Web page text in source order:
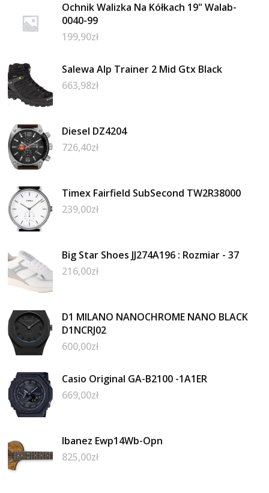
Ochnik Walizka Na Kółkach 19" Walab-
0040-99
199,90zł
Salewa Alp Trainer 2 Mid Gtx Black
663,98zł
Diesel DZ4204
726,40zł
Timex Fairfield SubSecond TW2R38000
239,00zł
Big Star Shoes JJ274A196 : Rozmiar - 37
216,00zł
D1 MILANO NANOCHROME NANO BLACK
D1NCRJ02
600,00zł
Casio Original GA-B2100 -1A1ER
669,00zł
Ibanez Ewp14Wb-Opn
825,00zł